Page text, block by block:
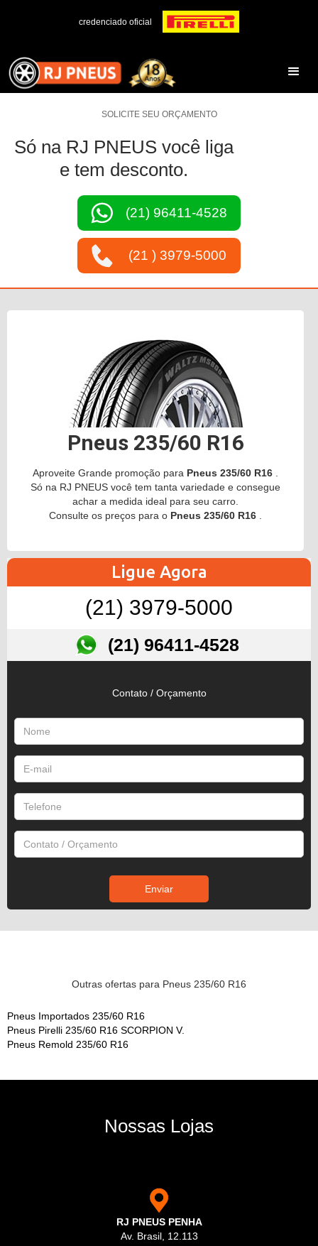
credenciado oficial
SOLICITE SEU ORÇAMENTO
Só na RJ PNEUS você liga
e tem desconto.
(21) 96411-4528
(21 ) 3979-5000
Pneus 235/60 R16
Aproveite Grande promoção para Pneus 235/60 R16
Só na RJ PNEUS você tem tanta variedade e consegue
achar a medida ideal para seu carro.
Consulte os preços para o Pneus 235/60 R16
Ligue Agora
(21) 3979-5000
(21) 96411-4528
Contato / Orçamento
Outras ofertas para Pneus 235/60 R16
Pneus Importados 235/60 R16
Pneus Pirelli 235/60 R16 SCORPION V.
Pneus Remold 235/60 R16
Nossas Lojas
RJ PNEUS PENHA
Av. Brasil, 12.113